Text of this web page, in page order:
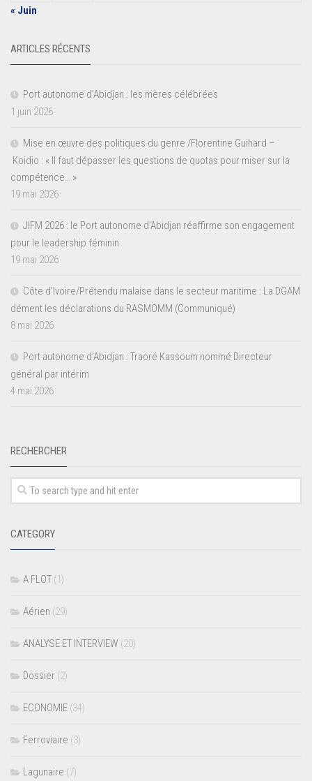
« Juin
ARTICLES RÉCENTS
Port autonome d’Abidjan : les mères célébrées
1 juin 2026
Mise en œuvre des politiques du genre /Florentine Guihard –
Koidio : « Il faut dépasser les questions de quotas pour miser sur la
compétence… »
19 mai 2026
JIFM 2026 : le Port autonome d’Abidjan réaffirme son engagement
pour le leadership féminin
19 mai 2026
Côte d’Ivoire/Prétendu malaise dans le secteur maritime : La DGAM
dément les déclarations du RASMOMM (Communiqué)
8 mai 2026
Port autonome d’Abidjan : Traoré Kassoum nommé Directeur
général par intérim
4 mai 2026
RECHERCHER
CATEGORY
A FLOT (1)
Aérien (29)
ANALYSE ET INTERVIEW (20)
Dossier (2)
ECONOMIE (34)
Ferroviaire (3)
Lagunaire (7)